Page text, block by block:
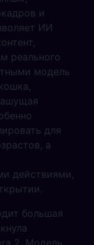
и
ИИ
реального
модель
для
а
действиями,
большая
2. Модель